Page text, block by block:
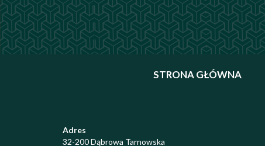
STRONA GŁÓWNA
Adres
32-200 Dąbrowa Tarnowska